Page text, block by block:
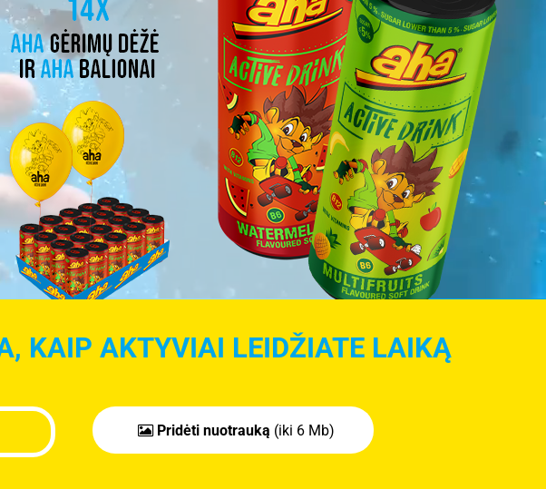
KAIP AKTYVIAI LEIDŽIATE LAIKĄ
Pridėti nuotrauką (iki 6 Mb)